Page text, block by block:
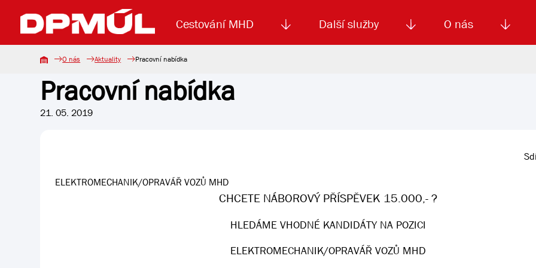
Cestování MHD
Uzavření mostu Dr. E. Beneše Koupit jízdenku
Další služby
Lanová dráha Reklama
O nás
Základní údaje Aktuality
O nás Aktuality Pracovní nabídka
Pracovní nabídka
21. 05. 2019
ELEKTROMECHANIK/OPRAVÁŘ VOZŮ MHD
CHCETE NÁBOROVÝ PŘÍSPĚVEK 15.000,- ?
HLEDÁME VHODNÉ KANDIDÁTY NA POZICI
ELEKTROMECHANIK/OPRAVÁŘ VOZŮ MHD